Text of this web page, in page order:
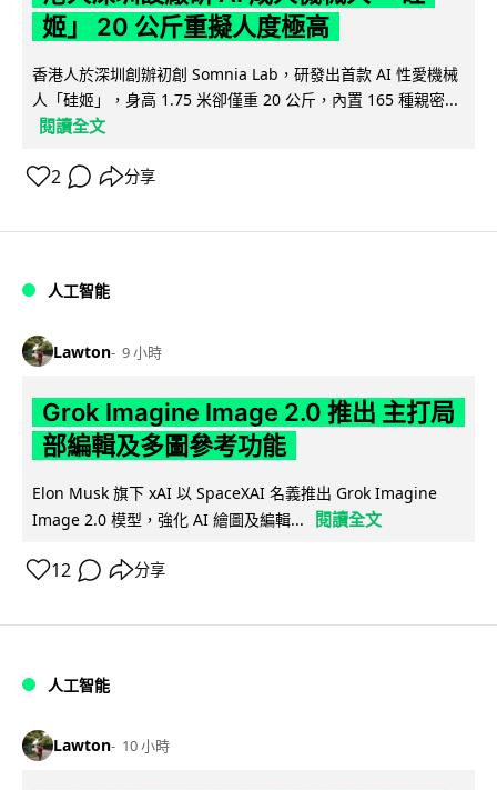
姬」 20 公斤重擬人度極高
香港人於深圳創辦初創 Somnia Lab，研發出首款 AI 性愛機械
人「硅姬」，身高 1.75 米卻僅重 20 公斤，內置 165 種親密...
閱讀全文
2 分享
人工智能
Lawton 9 小時
Grok Imagine Image 2.0 推出 主打局
部編輯及多圖參考功能
Elon Musk 旗下 xAI 以 SpaceXAI 名義推出 Grok Imagine
Image 2.0 模型，強化 AI 繪圖及編輯...
閱讀全文
12 分享
人工智能
Lawton 10 小時